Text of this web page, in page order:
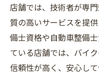
店舗では、技術者が専
質の高いサービスを提
備士資格や自動車整備
ている店舗では、バイ
信頼性が高く、安心し